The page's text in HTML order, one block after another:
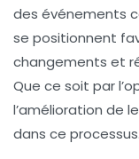
des événements
se positionnent
changements et
Que ce soit par
l’amélioration de
dans ce processus.